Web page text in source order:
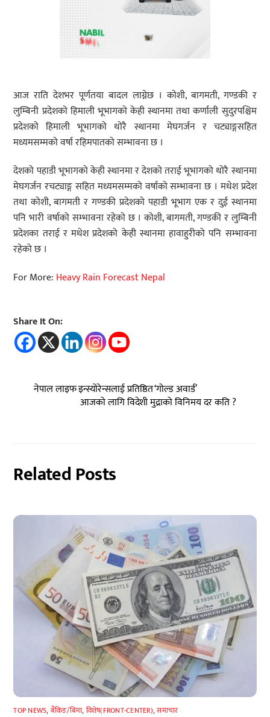
आज राति देशभर पूर्णतया बादल लाग्नेछ । कोशी, बागमती, गण्डकी र
लुम्बिनी प्रदेशको हिमाली भूभागको केही स्थानमा तथा कर्णाली सुदुरपश्चिम
प्रदेशको हिमाली भूभागको थोरै स्थानमा मेघगर्जन र चट्याङ्गसहित
मध्यमसम्मको वर्षा रहिमपातको सम्भावना छ ।
देशको पहाडी भूभागको केही स्थानमा र देशको तराई भूभागको थोरै स्थानमा
मेघगर्जन रचट्याङ्ग सहित मध्यमसम्मको वर्षाको सम्भावना छ । मधेश प्रदेश
तथा कोशी, बागमती र गण्डकी प्रदेशको पहाडी भूभाग एक र दुई स्थानमा
पनि भारी वर्षाको सम्भावना रहेको छ । कोशी, बागमती, गण्डकी र लुम्बिनी
प्रदेशका तराई र मधेश प्रदेशको केही स्थानमा हावाहुरीको पनि सम्भावना
रहेको छ ।
For More: Heavy Rain Forecast Nepal
Share It On:
नेपाल लाइफ इन्स्योरेन्सलाई प्रतिष्ठित ‘गोल्ड अवार्ड’
आजको लागि विदेशी मुद्राको विनिमय दर कति ?
Related Posts
TOP NEWS, बैंकिङ/बिमा, विशेष(FRONT-CENTER),समाचार